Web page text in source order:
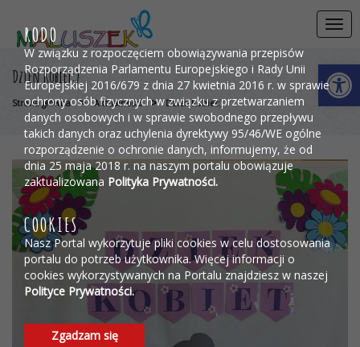
RODO
W związku z rozpoczęciem obowiązywania przepisów
Rozporządzenia Parlamentu Europejskiego i Rady Unii
Europejskiej 2016/679 z dnia 27 kwietnia 2016 r. w sprawie
ochrony osób fizycznych w związku z przetwarzaniem
danych osobowych i w sprawie swobodnego przepływu
takich danych oraz uchylenia dyrektywy 95/46/WE ogólne
rozporządzenie o ochronie danych, informujemy, że od
dnia 25 maja 2018 r. na naszym portalu obowiązuje
zaktualizowana Polityka Prywatności.
COOKIES
Nasz Portal wykorzytuje pliki cookies w celu dostosowania
portalu do potrzeb użytkownika. Więcej informacji o
cookies wykorzystywanych na Portalu znajdziesz w naszej
Polityce Prywatności.
Zgadzam się
Dzień Kobiet:)
Strona główna > Aktualności > Dzień Kobiet:)